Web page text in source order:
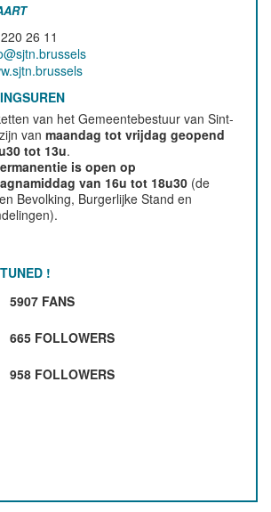
26 11
van het Gemeentebestuur van Sint-
vanmaandag tot vrijdag geopend
tot 13u.
is open op
van 16u tot 18u30 (de
Bevolking, Burgerlijke Stand en
!
5907 FANS
665 FOLLOWERS
958 FOLLOWERS